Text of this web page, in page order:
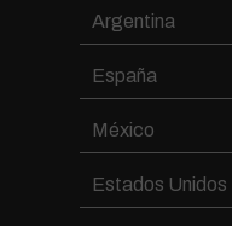
Argentina
España
México
Estados Unidos